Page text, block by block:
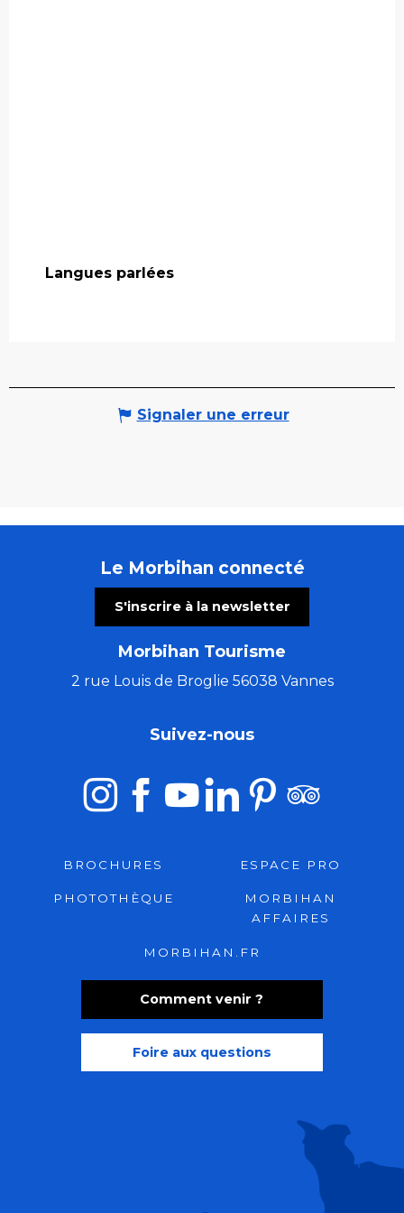
Langues parlées
Langues parlées
Signaler une erreur
Le Morbihan connecté
S'inscrire à la newsletter
Morbihan Tourisme
2 rue Louis de Broglie 56038 Vannes
Comment venir ?
Foire aux questions
Suivez-nous
BROCHURES ESPACE PRO
PHOTOTHÈQUE
MORBIHAN
AFFAIRES
MORBIHAN.FR